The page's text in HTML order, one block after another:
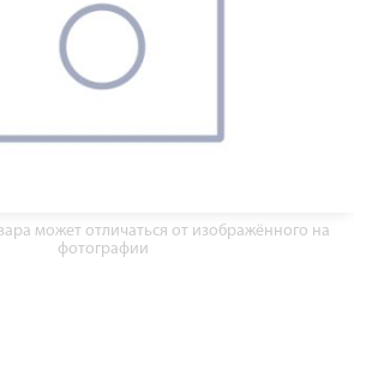
может отличаться от изображённого на
фотографии